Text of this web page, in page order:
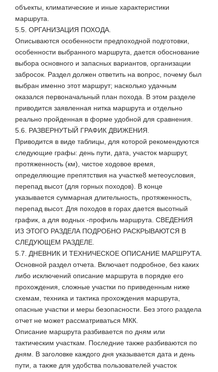
объекты, климатические и иные характеристики
маршрута.
5.5. ОРГАНИЗАЦИЯ ПОХОДА.
Описываются особенности предпоходной подготовки,
особенности выбранного маршрута, дается обоснование
выбора основного и запасных вариантов, организации
забросок. Раздел должен ответить на вопрос, почему был
выбран именно этот маршрут; насколько удачным
оказался первоначальный план похода. В этом разделе
приводится заявленная нитка маршрута и отдельно
реально пройденная в форме удобной для сравнения.
5.6. РАЗВЕРНУТЫЙ ГРАФИК ДВИЖЕНИЯ.
Приводится в виде таблицы, для которой рекомендуются
следующие графы: день пути, дата, участок маршрут,
протяженность (км), чистое ходовое время,
определяющие препятствия на участке8 метеоусловия,
перепад высот (для горных походов). В конце
указывается суммарная длительность, протяженность,
перепад высот. Для походов в горах дается высотный
график, а для водных -профиль маршрута. СВЕДЕНИЯ
ИЗ ЭТОГО РАЗДЕЛА ПОДРОБНО РАСКРЫВАЮТСЯ В
СЛЕДУЮЩЕМ РАЗДЕЛЕ.
5.7. ДНЕВНИК И ТЕХНИЧЕСКОЕ ОПИСАНИЕ МАРШРУТА.
Основной раздел отчета. Включает подробное, без каких
либо исключений описание маршрута в порядке его
прохождения, сложные участки по приведенным ниже
схемам, техника и тактика прохождения маршрута,
опасные участки и меры безопасности. Без этого раздела
отчет не может рассматриваться МКК.
Описание маршрута разбивается по дням или
тактическим участкам. Последние также разбиваются по
дням. В заголовке каждого дня указывается дата и день
пути, а также для удобства пользователей участок